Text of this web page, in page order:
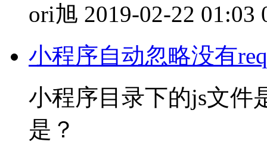
ori旭 2019-02-22 01:03
小程序自动忽略没有
小程序目录下的js文件
是？